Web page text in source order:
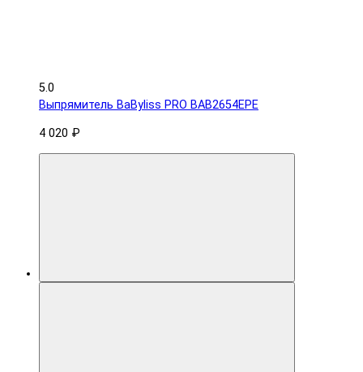
5.0
Выпрямитель BaByliss PRO BAB2654EPE
4 020 ₽